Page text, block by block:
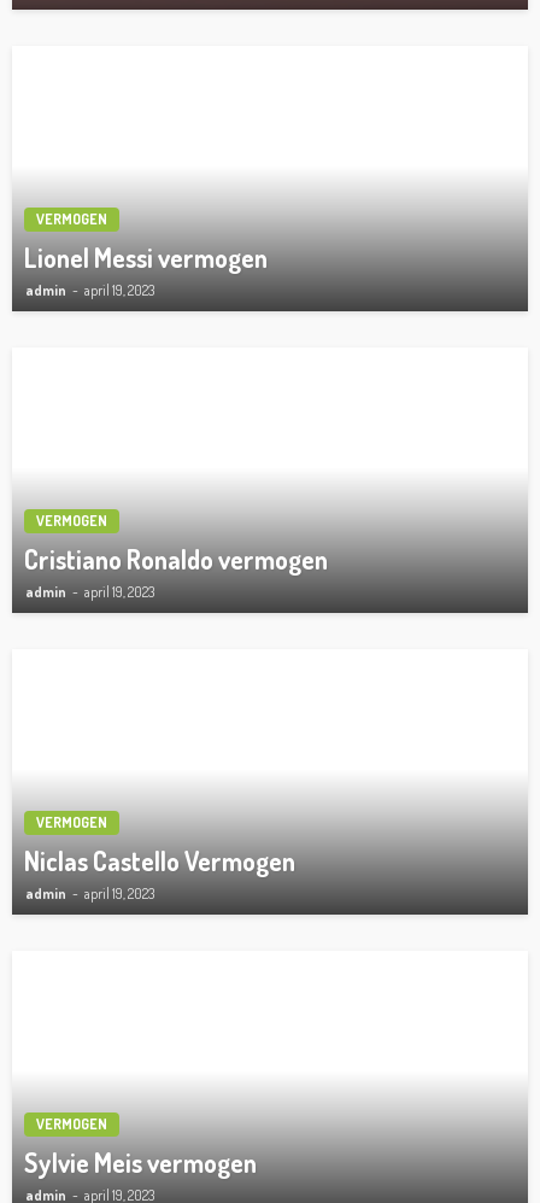
VERMOGEN
Lionel Messi vermogen
admin april 19, 2023
VERMOGEN
Cristiano Ronaldo vermogen
admin april 19, 2023
VERMOGEN
Niclas Castello Vermogen
admin april 19, 2023
VERMOGEN
Sylvie Meis vermogen
admin april 19, 2023